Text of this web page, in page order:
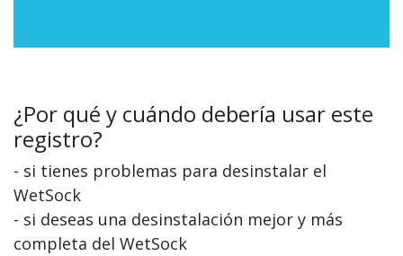
¿Por qué y cuándo debería usar este
registro?
- si tienes problemas para desinstalar el
WetSock
- si deseas una desinstalación mejor y más
completa del WetSock